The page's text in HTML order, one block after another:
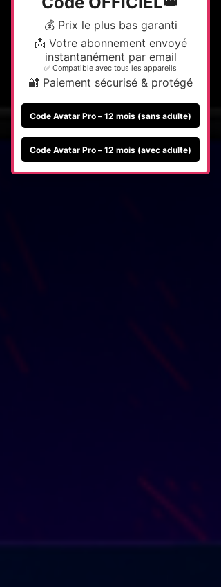
incontournable sur tous vos appareils.